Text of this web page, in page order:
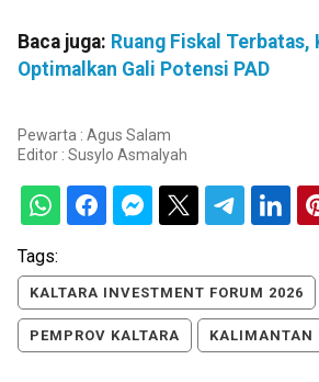
Baca juga: Ruang Fiskal Terbatas,
Optimalkan Gali Potensi PAD
Pewarta : Agus Salam
Editor : Susylo Asmalyah
Tags:
KALTARA INVESTMENT FORUM 2026
PEMPROV KALTARA KALIMANTAN